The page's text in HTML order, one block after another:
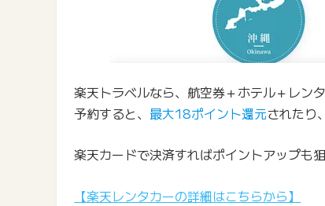
楽天トラベルなら、航空券＋ホテル＋レン
予約すると、 最大18ポイント還元されたり、
楽天カードで決済すればポイントアップも
【楽天レンタカーの詳細はこちらから】